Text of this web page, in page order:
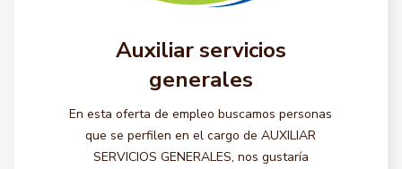
Auxiliar servicios
generales
En esta oferta de empleo buscamos personas
que se perfilen en el cargo de AUXILIAR
SERVICIOS GENERALES, nos gustaría